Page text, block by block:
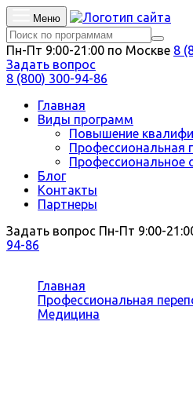
Меню
Пн-Пт 9:00-21:00 по Москве 8
Задать вопрос
8 (800) 300-94-86
Главная
Виды программ
Повышение
Профессиональная
Профессиональное
Блог
Контакты
Партнеры
Задать вопрос Пн-Пт 9:00-
94-86
Главная
Профессиональная
Медицина